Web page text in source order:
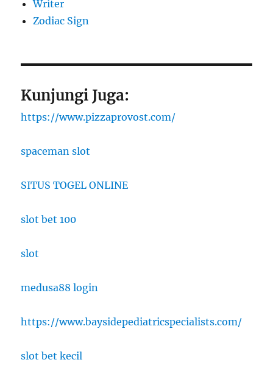
Writer
Zodiac Sign
Kunjungi Juga:
https://www.pizzaprovost.com/
spaceman slot
SITUS TOGEL ONLINE
slot bet 100
slot
medusa88 login
https://www.baysidepediatricspecialists.com/
slot bet kecil